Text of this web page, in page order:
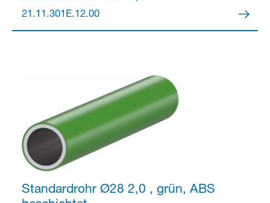
21.11.301E.12.00
Standardrohr Ø28 2,0 , grün, ABS